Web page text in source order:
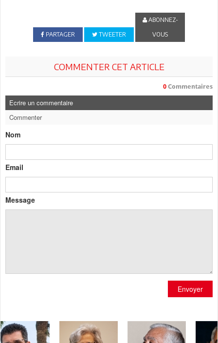
PARTAGER TWEETER
ABONNEZ-
VOUS
COMMENTER CET ARTICLE
0 Commentaires
Ecrire un commentaire
Commenter
Nom
Email
Message
Envoyer